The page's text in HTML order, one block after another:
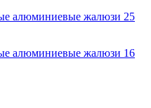
алюминиевые жалюзи 25
алюминиевые жалюзи 16